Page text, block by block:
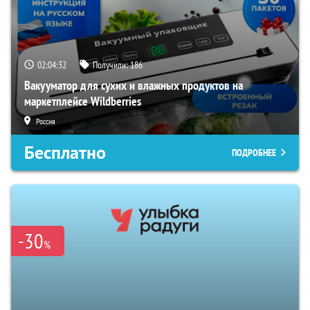
02:04:31 Получили:186
Вакууматор для сухих и влажных продуктов на
маркетплейсе Wildberries
Россия
Бесплатно ПОДРОБНЕЕ
-30%